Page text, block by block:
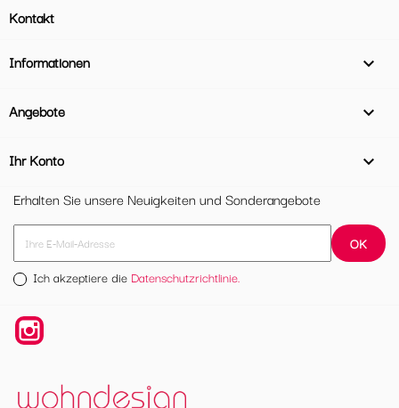
Kontakt
Informationen 
Angebote 
Ihr Konto

Erhalten Sie unsere Neuigkeiten und Sonderangebote
Ich akzeptiere die Datenschutzrichtlinie.